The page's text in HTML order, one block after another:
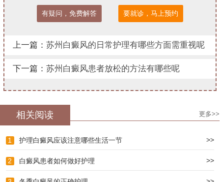
有疑问，免费解答 要就诊，马上预约
上一篇： 苏州白癜风的日常护理有哪些方面需重视呢
下一篇： 苏州白癜风患者放松的方法有哪些呢
相关阅读 更多>>
1 护理白癜风应该注意哪些生活一节 >>
2 白癜风患者如何做好护理 >>